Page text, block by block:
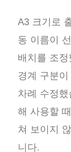
A3 크기로
동 이름이
배치를 조
경계 구분
차례 수정
해 사용할
쳐 보이지
니다.